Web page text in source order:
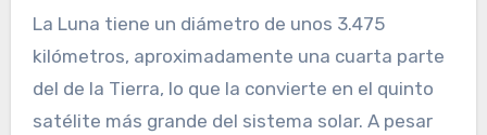
La Luna tiene un diámetro de unos 3.475
kilómetros, aproximadamente una cuarta parte
del de la Tierra, lo que la convierte en el quinto
satélite más grande del sistema solar. A pesar